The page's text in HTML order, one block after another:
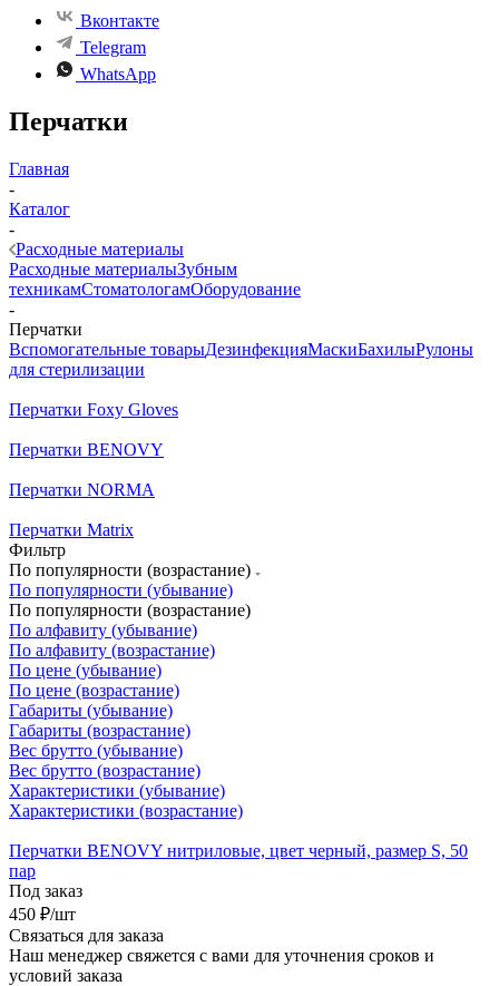
Вконтакте
Telegram
WhatsApp
Перчатки
Главная
-
Каталог
-
Расходные материалы
Расходные материалыЗубным
техникамСтоматологамОборудование
-
Перчатки
Вспомогательные товарыДезинфекцияМаскиБахилыРулоны
для стерилизации
Перчатки Foxy Gloves
Перчатки BENOVY
Перчатки NORMA
Перчатки Matrix
Фильтр
По популярности (возрастание)
По популярности (убывание)
По популярности (возрастание)
По алфавиту (убывание)
По алфавиту (возрастание)
По цене (убывание)
По цене (возрастание)
Габариты (убывание)
Габариты (возрастание)
Вес брутто (убывание)
Вес брутто (возрастание)
Характеристики (убывание)
Характеристики (возрастание)
Перчатки BENOVY нитриловые, цвет черный, размер S, 50
пар
Под заказ
450 ₽/шт
Связаться для заказа
Наш менеджер свяжется с вами для уточнения сроков и
условий заказа